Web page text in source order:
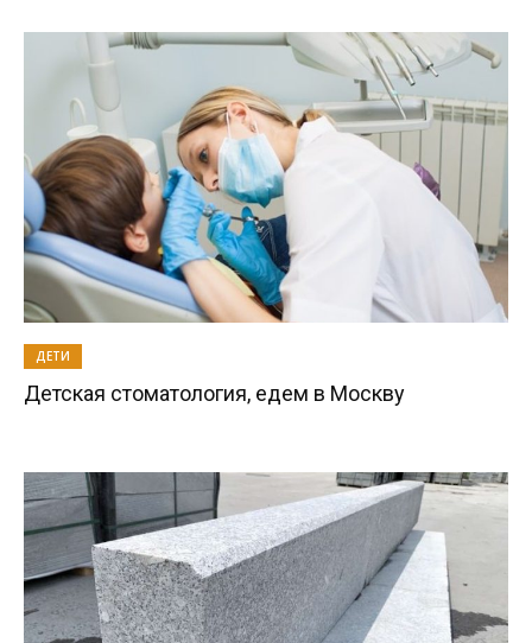
ДЕТИ
Детская стоматология, едем в Москву